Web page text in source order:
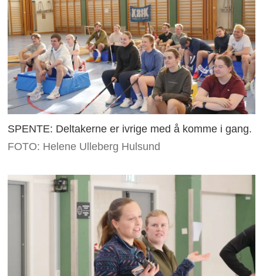
SPENTE: Deltakerne er ivrige med å komme i gang.
FOTO: Helene Ulleberg Hulsund